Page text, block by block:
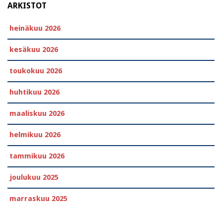
ARKISTOT
heinäkuu 2026
kesäkuu 2026
toukokuu 2026
huhtikuu 2026
maaliskuu 2026
helmikuu 2026
tammikuu 2026
joulukuu 2025
marraskuu 2025